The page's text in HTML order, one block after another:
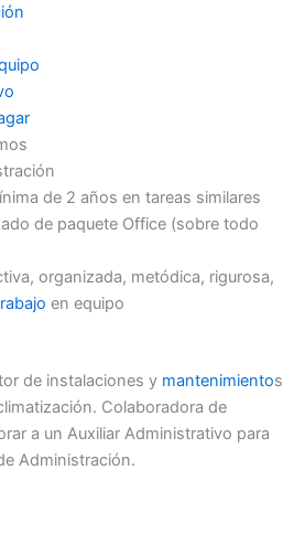
de 2 años en tareas similares
de paquete Office (sobre todo
organizada, metódica, rigurosa,
en equipo
de instalaciones y mantenimientos
Colaboradora de
a un Auxiliar Administrativo para
Administración.